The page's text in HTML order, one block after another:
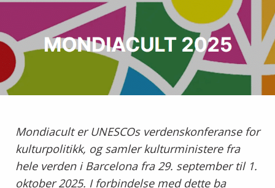
Mondiacult er UNESCOs verdenskonferanse for
kulturpolitikk, og samler kulturministere fra
hele verden i Barcelona fra 29. september til 1.
oktober 2025. I forbindelse med dette ba